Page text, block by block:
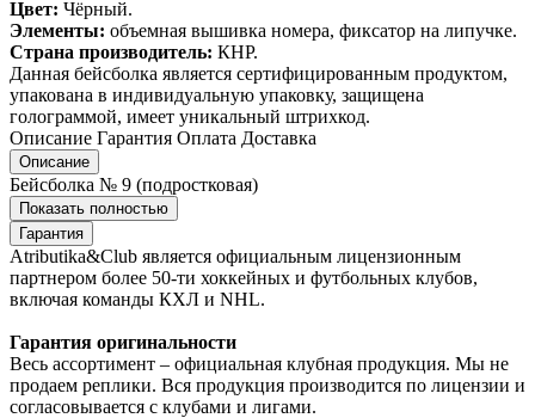
Цвет: Чёрный.
Элементы: объемная вышивка номера, фиксатор на липучке.
Страна производитель: КНР.
Данная бейсболка является сертифицированным продуктом,
упакована в индивидуальную упаковку, защищена
голограммой, имеет уникальный штрихкод.
Описание Гарантия Оплата Доставка
Описание
Бейсболка № 9 (подростковая)
Показать полностью
Гарантия
Atributika&Club является официальным лицензионным
партнером более 50-ти хоккейных и футбольных клубов,
включая команды КХЛ и NHL.
Гарантия оригинальности
Весь ассортимент – официальная клубная продукция. Мы не
продаем реплики. Вся продукция производится по лицензии и
согласовывается с клубами и лигами.